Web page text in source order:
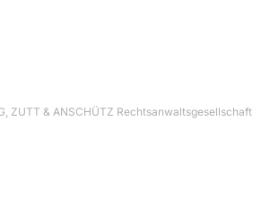
ZUTT & ANSCHÜTZ Rechtsanwaltsgesellschaft